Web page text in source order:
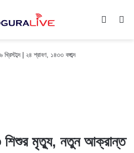
| ২৪ শ্রাবণ, ১৪৩৩ বঙ্গাব্দ
শিশুর মৃত্যু, নতুন আক্রান্ত